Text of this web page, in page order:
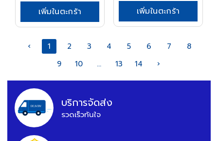
เพิ่มในตะกร้า เพิ่มในตะกร้า
‹ 1 2 3 4 5 6 7
8
9
10 ... 13 14 ›
บริการจัดส่ง
รวดเร็วทันใจ